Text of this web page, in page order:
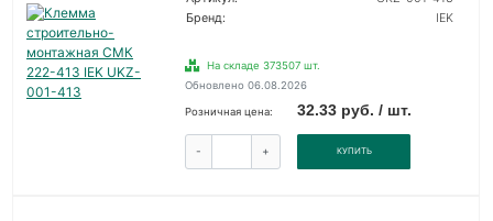
Бренд:
IEK
На складе 373507 шт.
Обновлено 06.08.2026
Розничная цена: 32.33 руб. / шт.
- + КУПИТЬ